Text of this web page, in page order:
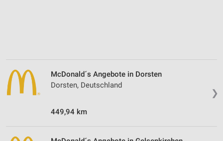
❯
McDonald´s Angebote in Dorsten
Dorsten, Deutschland
449,94 km